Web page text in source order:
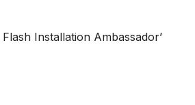
Installation Ambassador’